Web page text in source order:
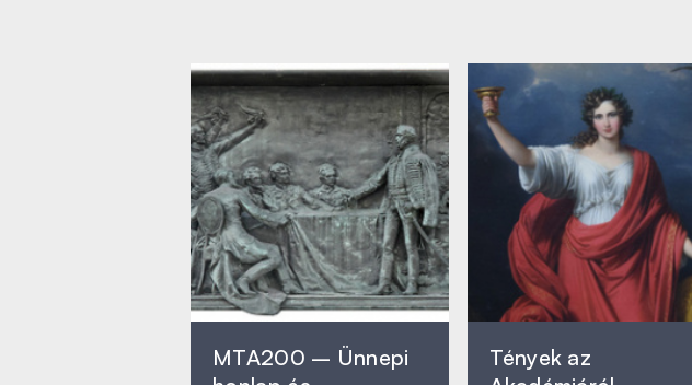
MTA200 – Ünnepi
Tények az